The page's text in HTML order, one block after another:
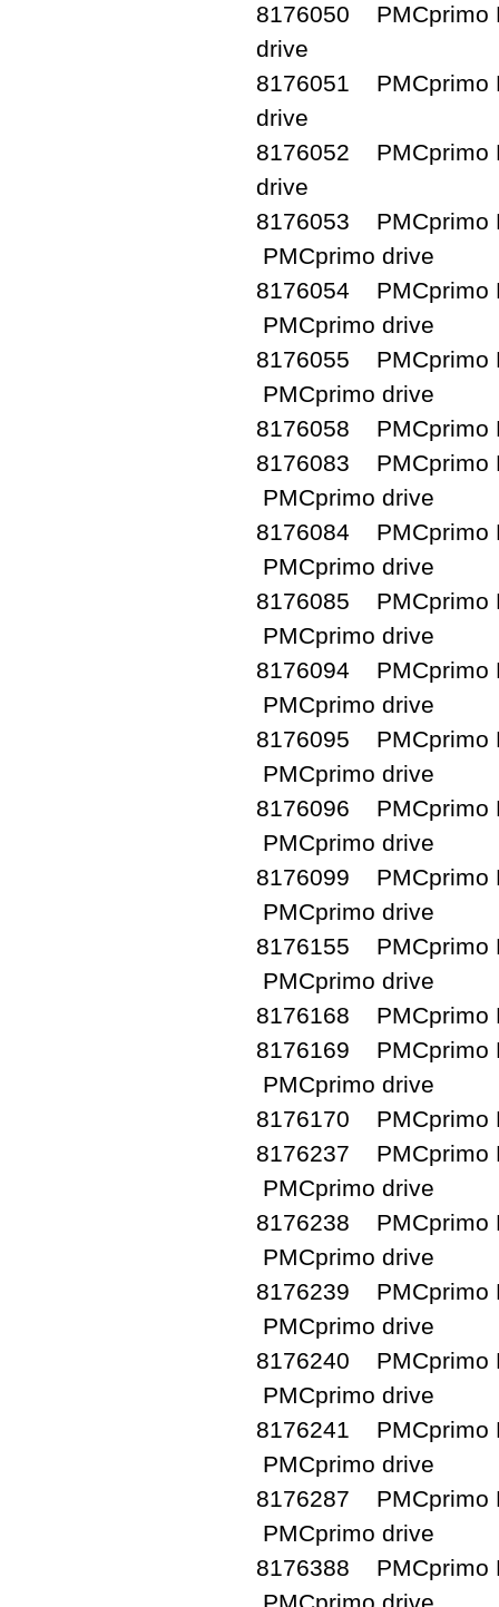
8176050 PMCprimo
drive
8176051 PMCprimo
drive
8176052 PMCprimo
drive
8176053 PMCprimo
PMCprimo drive
8176054 PMCprimo
PMCprimo drive
8176055 PMCprimo
PMCprimo drive
8176058 PMCprimo
8176083 PMCprimo
PMCprimo drive
8176084 PMCprimo
PMCprimo drive
8176085 PMCprimo
PMCprimo drive
8176094 PMCprimo
PMCprimo drive
8176095 PMCprimo
PMCprimo drive
8176096 PMCprimo
PMCprimo drive
8176099 PMCprimo
PMCprimo drive
8176155 PMCprimo
PMCprimo drive
8176168 PMCprimo
8176169 PMCprimo
PMCprimo drive
8176170 PMCprimo
8176237 PMCprimo
PMCprimo drive
8176238 PMCprimo
PMCprimo drive
8176239 PMCprimo
PMCprimo drive
8176240 PMCprimo
PMCprimo drive
8176241 PMCprimo
PMCprimo drive
8176287 PMCprimo
PMCprimo drive
8176388 PMCprimo